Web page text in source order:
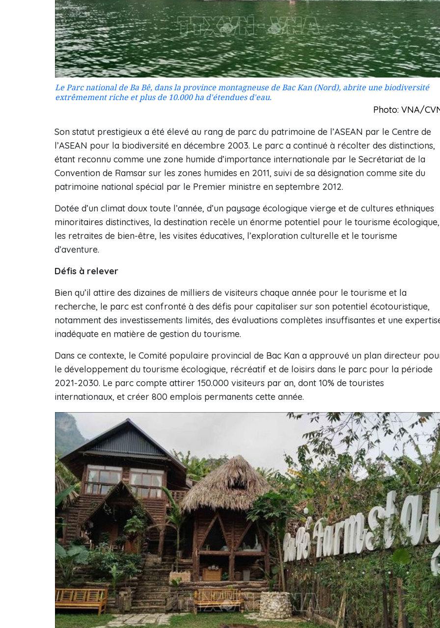
Le Parc national de Ba Bê, dans la province montagneuse de Bac Kan (Nord), abrite une biodiversité
extrêmement riche et plus de 10.000 ha d'étendues d'eau.
Photo: VNA/
Son statut prestigieux a été élevé au rang de parc du patrimoine de l’ASEAN par le Centre de
l’ASEAN pour la biodiversité en décembre 2003. Le parc a continué à récolter des distinctions,
étant reconnu comme une zone humide d’importance internationale par le Secrétariat de la
Convention de Ramsar sur les zones humides en 2011, suivi de sa désignation comme site du
patrimoine national spécial par le Premier ministre en septembre 2012.
Dotée d’un climat doux toute l’année, d’un paysage écologique vierge et de cultures ethniques
minoritaires distinctives, la destination recèle un énorme potentiel pour le tourisme écologique,
les retraites de bien-être, les visites éducatives, l’exploration culturelle et le tourisme
d’aventure.
Défis à relever
Bien qu’il attire des dizaines de milliers de visiteurs chaque année pour le tourisme et la
recherche, le parc est confronté à des défis pour capitaliser sur son potentiel écotouristique,
notamment des investissements limités, des évaluations complètes insuffisantes et une
inadéquate en matière de gestion du tourisme.
Dans ce contexte, le Comité populaire provincial de Bac Kan a approuvé un plan directeur
le développement du tourisme écologique, récréatif et de loisirs dans le parc pour la période
2021-2030. Le parc compte attirer 150.000 visiteurs par an, dont 10% de touristes
internationaux, et créer 800 emplois permanents cette année.